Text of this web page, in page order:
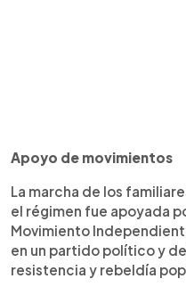
Apoyo de movimientos
La marcha de los
el régimen fue apoyada
Movimiento
en un partido político y
resistencia y rebeldía